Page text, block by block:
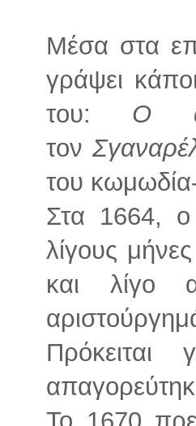
Μέσα στα
γράψει
του: Ο
τον
του
Στα 1664, ο
λίγους
και λίγο
Το 1670